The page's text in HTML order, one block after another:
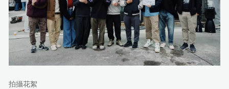
拍攝花絮